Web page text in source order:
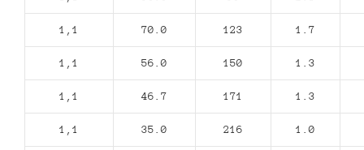
1,1 70.0 123 1.7
1,1 56.0 150 1.3
1,1 46.7 171 1.3
1,1 35.0 216 1.0